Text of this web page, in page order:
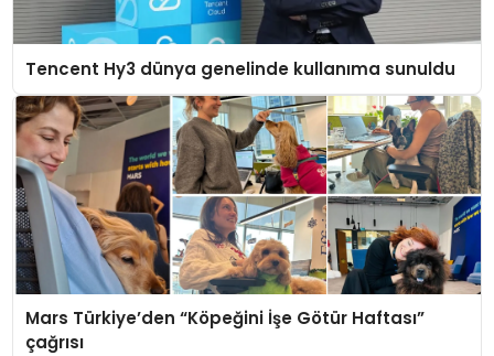
Tencent Hy3 dünya genelinde kullanıma sunuldu
Mars Türkiye’den “Köpeğini İşe Götür Haftası”
çağrısı